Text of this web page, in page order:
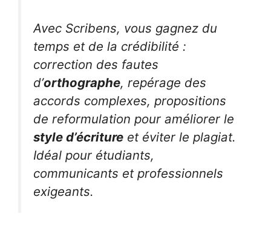
Avec Scribens, vous gagnez du
temps et de la crédibilité :
correction des fautes
d’orthographe, repérage des
accords complexes, propositions
de reformulation pour améliorer le
style d’écriture et éviter le plagiat.
Idéal pour étudiants,
communicants et professionnels
exigeants.